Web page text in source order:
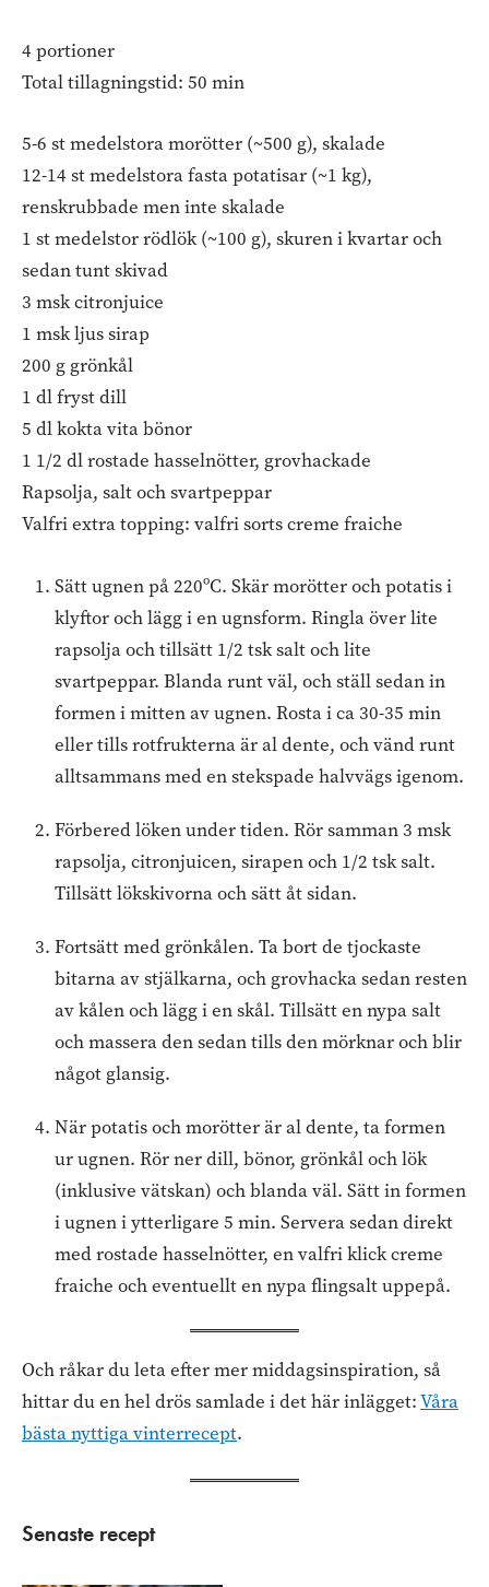
4 portioner
Total tillagningstid: 50 min
5-6 st medelstora morötter (~500 g), skalade
12-14 st medelstora fasta potatisar (~1 kg),
renskrubbade men inte skalade
1 st medelstor rödlök (~100 g), skuren i kvartar och
sedan tunt skivad
3 msk citronjuice
1 msk ljus sirap
200 g grönkål
1 dl fryst dill
5 dl kokta vita bönor
1 1/2 dl rostade hasselnötter, grovhackade
Rapsolja, salt och svartpeppar
Valfri extra topping: valfri sorts creme fraiche
Sätt ugnen på 220ºC. Skär morötter och potatis i
klyftor och lägg i en ugnsform. Ringla över lite
rapsolja och tillsätt 1/2 tsk salt och lite
svartpeppar. Blanda runt väl, och ställ sedan in
formen i mitten av ugnen. Rosta i ca 30-35 min
eller tills rotfrukterna är al dente, och vänd runt
alltsammans med en stekspade halvvägs igenom.
Förbered löken under tiden. Rör samman 3 msk
rapsolja, citronjuicen, sirapen och 1/2 tsk salt.
Tillsätt lökskivorna och sätt åt sidan.
Fortsätt med grönkålen. Ta bort de tjockaste
bitarna av stjälkarna, och grovhacka sedan resten
av kålen och lägg i en skål. Tillsätt en nypa salt
och massera den sedan tills den mörknar och blir
något glansig.
När potatis och morötter är al dente, ta formen
ur ugnen. Rör ner dill, bönor, grönkål och lök
(inklusive vätskan) och blanda väl. Sätt in formen
i ugnen i ytterligare 5 min. Servera sedan direkt
med rostade hasselnötter, en valfri klick creme
fraiche och eventuellt en nypa flingsalt uppepå.
Och råkar du leta efter mer middagsinspiration, så
hittar du en hel drös samlade i det här inlägget:Våra
bästa nyttiga vinterrecept.
Senaste recept